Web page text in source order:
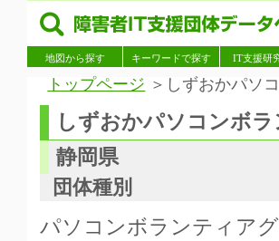
地図から探す キーワードで探す IT支援研
トップページ ＞しずおかパソ
しずおかパソコンボ
静岡県
団体種別
パソコンボランティア